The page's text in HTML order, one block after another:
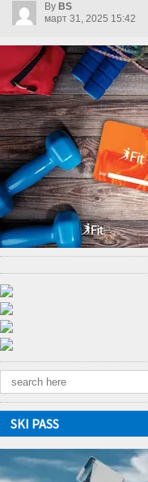
By BS
март 31, 2025 15:42
SKI PASS